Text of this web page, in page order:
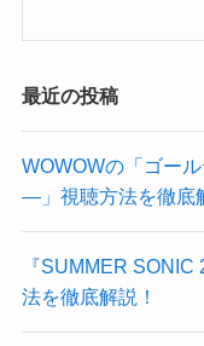
最近の投稿
WOWOWの「ゴー
―」視聴方法を徹底
『SUMMER
法を徹底解説！